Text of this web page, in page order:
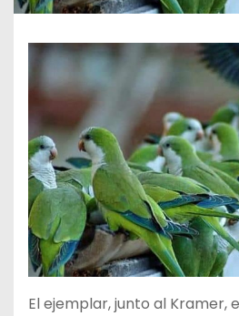
El ejemplar, junto al Kramer,